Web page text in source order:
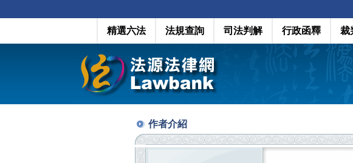
精選六法 法規查詢 司法判解 行政函釋 裁
作者介紹